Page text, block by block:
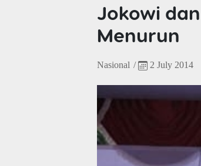
Jokowi
Menurun
Nasional / 2 July 2014